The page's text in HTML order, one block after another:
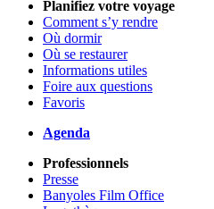
Planifiez votre voyage
Comment s’y rendre
Où dormir
Où se restaurer
Informations utiles
Foire aux questions
Favoris
Agenda
Professionnels
Presse
Banyoles Film Office